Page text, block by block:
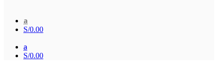
a
S/0.00
a
S/0.00